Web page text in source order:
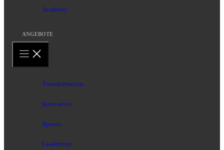
Academy
ANGEBOTE
Transformation
Innovation
Spaces
Leadership